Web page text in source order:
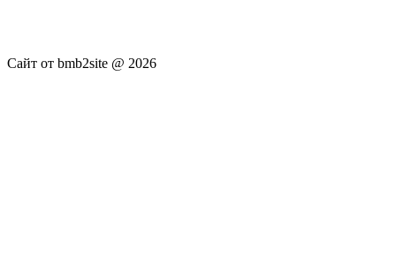
Сайт от bmb2site @ 2026